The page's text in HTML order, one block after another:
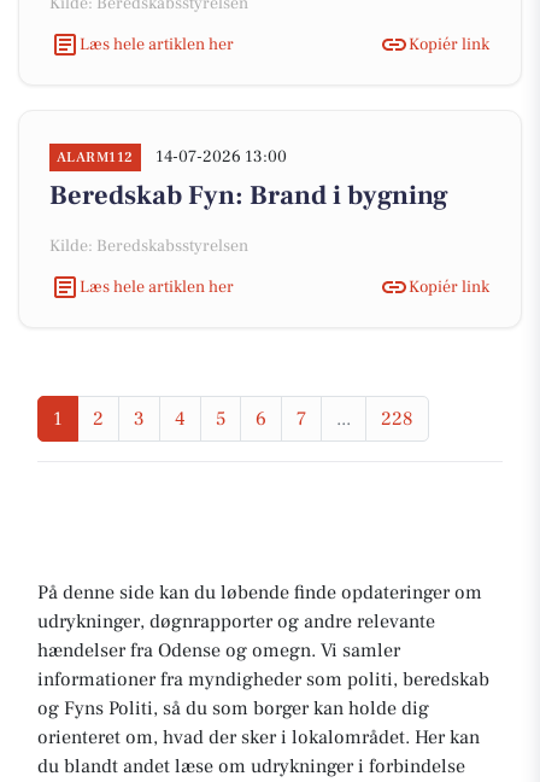
Læs hele artiklen her
Kopiér link
ALARM112 14-07-2026 13:00
Beredskab Fyn: Brand i bygning
Kilde: Beredskabsstyrelsen
Læs hele artiklen her
Kopiér link
1 2 3 4 5 6 7 ... 228
På denne side kan du løbende finde opdateringer om
udrykninger, døgnrapporter og andre relevante
hændelser fra Odense og omegn. Vi samler
informationer fra myndigheder som politi, beredskab
og Fyns Politi, så du som borger kan holde dig
orienteret om, hvad der sker i lokalområdet. Her kan
du blandt andet læse om udrykninger i forbindelse